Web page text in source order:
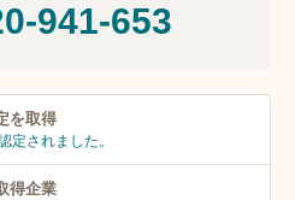
941-653
を取得
定されました。
得企業